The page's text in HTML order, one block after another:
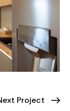
Project